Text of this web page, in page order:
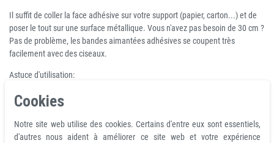
Il suffit de coller la face adhésive sur votre support (papier, carton...) et de
poser le tout sur une surface métallique. Vous n'avez pas besoin de 30 cm ?
Pas de problème, les bandes aimantées adhésives se coupent très
facilement avec des ciseaux.
Astuce d'utilisation:
Créations de magnets, collage magnétique, et donc sans trace, des
dessins des enfants...
A utiliser sur les surfaces métalliques ou les murs peints avec de la
peinture magnétique.
Cookies
Notre site web utilise des cookies. Certains d'entre eux sont essentiels,
d'autres nous aident à améliorer ce site web et votre expérience